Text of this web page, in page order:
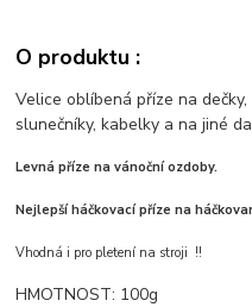
O produktu :
Velice oblíbená příze na dečky,
slunečníky, kabelky a na jiné
Levná příze na vánoční ozdoby.
Nejlepší háčkovací příze na
Vhodná i pro pletení na stroji !!
HMOTNOST: 100g